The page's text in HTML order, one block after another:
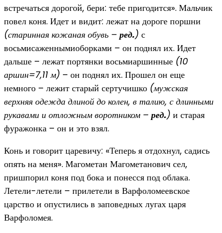
встречаться дорогой, бери: тебе пригодится». Мальчик
повел коня. Идет и видит: лежат на дороге поршни
(старинная кожаная обувь – ред.) с
восьмисаженнымиоборками – он поднял их. Идет
дальше – лежат портянки восьмиаршинные (10
аршин=7,11 м) – он поднял их. Прошел он еще
немного – лежит старый сертучишко (мужская
верхняя одежда длиной до колен, в талию, с длинными
рукавами и отложным воротником – ред.) и старая
фуражонка – он и это взял.
Конь и говорит царевичу: «Теперь я отдохнул, садись
опять на меня». Магометан Магометанович сел,
пришпорил коня под бока и понесся под облака.
Летели-летели – прилетели в Варфоломеевское
царство и опустились в заповедных лугах царя
Варфоломея.